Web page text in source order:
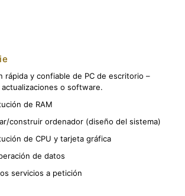
rápida y confiable de PC de escritorio –
o software.
de RAM
construir ordenador (diseño del sistema)
de CPU y tarjeta gráfica
de datos
servicios a petición